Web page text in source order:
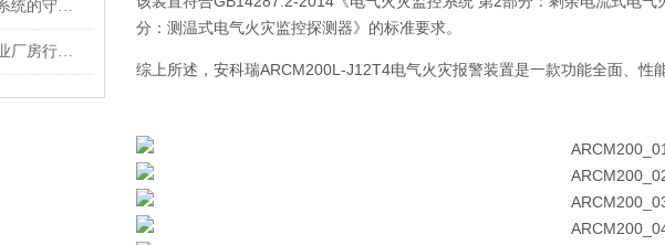
故障电弧探测器是安全电力系统的守护者
终端电气综合治理装置在工业厂房行业中的应用
分：测温式电气火灾监控探测器》的标准要求。
综上所述，安科瑞ARCM200L-J12T4电气火灾报警装置是一款功能全面、性